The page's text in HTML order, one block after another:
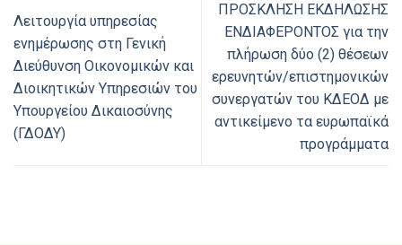
Λειτουργία υπηρεσίας
ενημέρωσης στη Γενική
Διεύθυνση Οικονομικών και
Διοικητικών Υπηρεσιών του
Υπουργείου Δικαιοσύνης
(ΓΔΟΔΥ)
ΠΡΟΣΚΛΗΣΗ ΕΚΔΗΛΩΣΗΣ
ΕΝΔΙΑΦΕΡΟΝΤΟΣ για την
πλήρωση δύο (2) θέσεων
ερευνητών/επιστημονικών
συνεργατών του ΚΔΕΟΔ με
αντικείμενο τα ευρωπαϊκά
προγράμματα